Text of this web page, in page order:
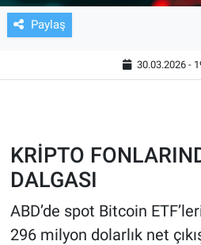
Paylaş
30.03.2026 -
KRİPTO
DALGASI
ABD’de spot Bitcoin
296 milyon dolarlık net
KÜLTÜR SANAT
EĞİTİM
ÇEVRE
HABERDE İNSAN